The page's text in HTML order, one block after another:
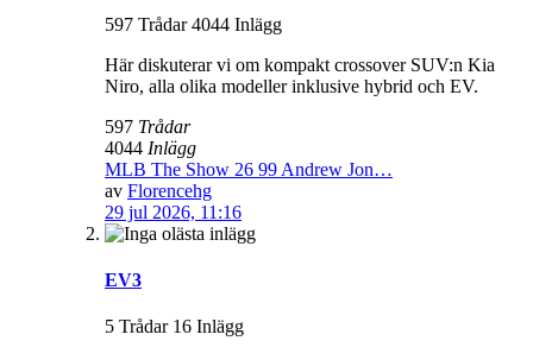
597 Trådar 4044 Inlägg
Här diskuterar vi om kompakt crossover SUV:n Kia
Niro, alla olika modeller inklusive hybrid och EV.
597 Trådar
4044 Inlägg
MLB The Show 26 99 Andrew Jon…
av Florencehg
29 jul 2026, 11:16
EV3
5 Trådar 16 Inlägg